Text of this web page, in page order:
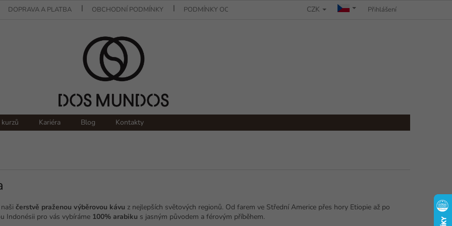
DOPRAVA A PLATBA OBCHODNÍ PODMÍNKY PODMÍNKY OCHRANY OSOBNÍCH ÚDAJŮ REKLAMAČNÍ ŘÁD
CZK Přihlášení
kurzů Kariéra Blog Kontakty
čerstvě praženou výběrovou kávu z nejlepších světových regionů. Od farem ve Střední Americe přes hory Etiopie až po
Indonésii pro vás vybíráme 100% arabiku s jasným původem a férovým příběhem.